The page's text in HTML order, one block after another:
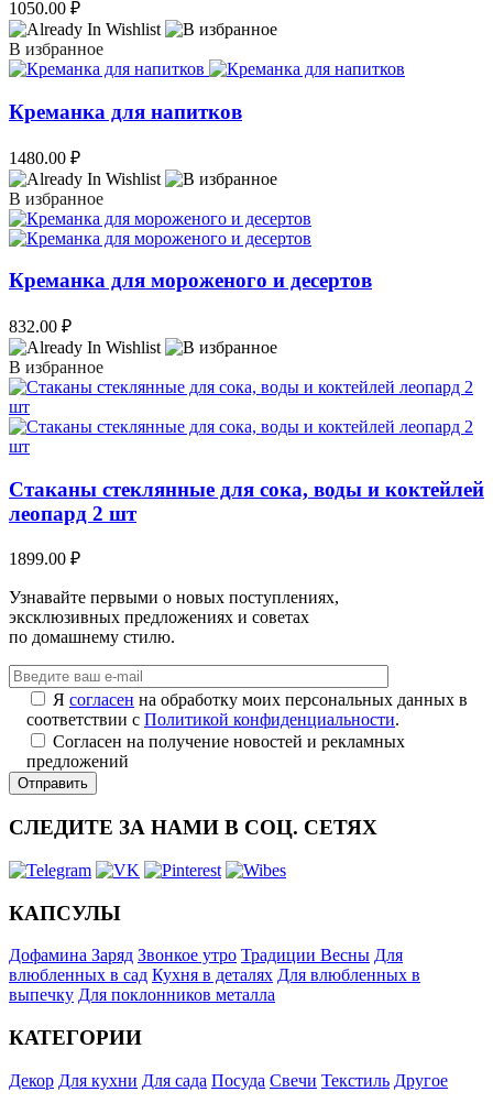
1050.00 ₽
В избранное
Креманка для напитков
1480.00 ₽
В избранное
Креманка для мороженого и десертов
832.00 ₽
В избранное
Стаканы стеклянные для сока, воды и коктейлей
леопард 2 шт
1899.00 ₽
Узнавайте первыми о новых поступлениях,
эксклюзивных предложениях и советах
по домашнему стилю.
Я согласен на обработку моих персональных данных в
соответствии с Политикой конфиденциальности.
Согласен на получение новостей и рекламных
предложений
СЛЕДИТЕ ЗА НАМИ В СОЦ. СЕТЯХ
КАПСУЛЫ
Дофамина Заряд Звонкое утро Традиции Весны Для
влюбленных в сад Кухня в деталях Для влюбленных в
выпечку Для поклонников металла
КАТЕГОРИИ
Декор Для кухни Для сада Посуда Свечи Текстиль Другое